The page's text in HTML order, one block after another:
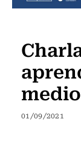
01/09/2021